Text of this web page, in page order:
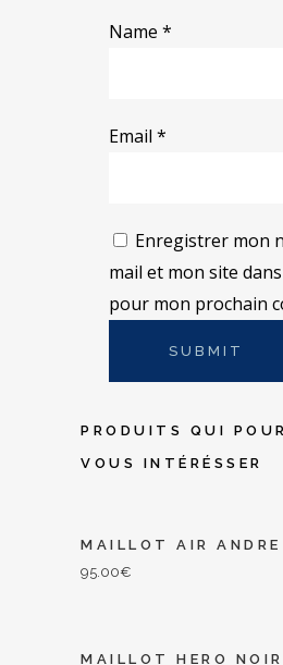
Name *
Email *
Enregistrer mon
mail et mon site
pour mon prochain
PRODUITS QUI
VOUS INTÉRÉSSER
MAILLOT AIR ANDRE
95.00€
MAILLOT HERO NOIR